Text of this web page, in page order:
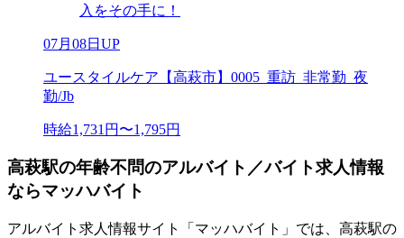
入をその手に！
07月08日UP
ユースタイルケア【高萩市】0005_重訪_非常勤_夜
勤/Jb
時給1,731円〜1,795円
高萩駅の年齢不問のアルバイト／バイト求人情報
ならマッハバイト
アルバイト求人情報サイト「マッハバイト」では、高萩駅の